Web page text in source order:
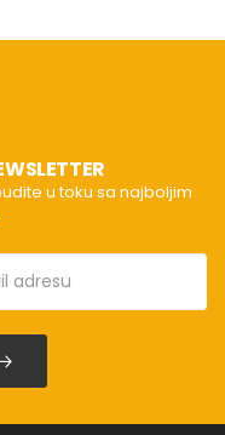
u toku sa najboljim